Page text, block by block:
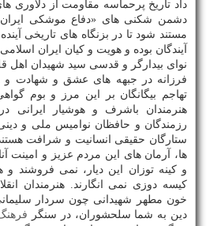
داد تاریخ پرحماسه مقاومت از دلاوری
دشمن شكنی های «دفاع موشكی ایران»
مستند شود تا در بزنگاه های تاریخی
آیندگان بوده و هویت و كیان ایران
نوای بیدارگر و قدسی سید شهیدان اهل
فرزانه در جبهه های عشق و شهادت
تهاجم بیگانگان بر این مرز و بوم
هنرمندان باشرف و هوشیار ایرانی
رزمندگان و حافظان نوامیس ملی و
ستارگان حقیقی انسانیت و شرافت
ها، آرمان های این مردم عزیز و امینت
و كینه توزان این دیار، نمی فروشند و
كیسه دوزی نمی انگارند. هنرمندان
خون مطهر شهیدانی چون سردار
دین به شما سلحشوران، در سنگر